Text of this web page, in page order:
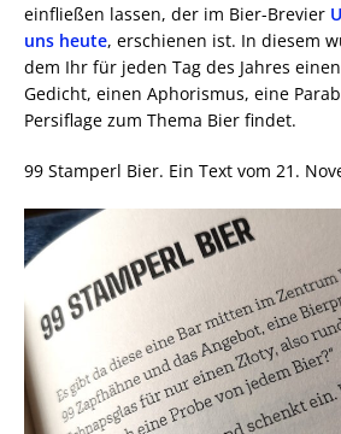
einfließen lassen, der im Bier-Brevier
uns heute, erschienen ist. In diesem
dem Ihr für jeden Tag des Jahres
Gedicht, einen Aphorismus, eine
Persiflage zum Thema Bier findet.
99 Stamperl Bier. Ein Text vom 21.